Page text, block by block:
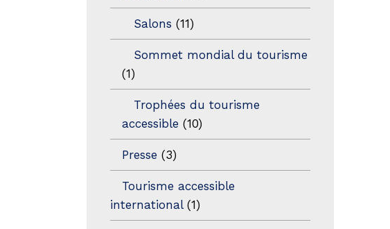
Salons (11)
Sommet mondial du tourisme
(1)
Trophées du tourisme
accessible (10)
Presse (3)
Tourisme accessible
international(1)